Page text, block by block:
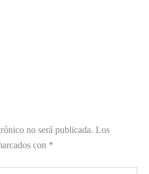
no será publicada. Los
con *